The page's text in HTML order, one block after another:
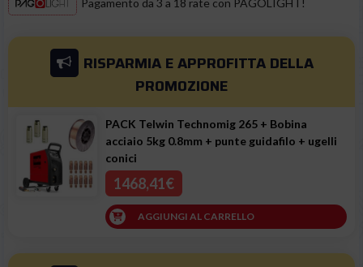
Pagamento da 3 a 18 rate con PAGOLIGHT!
RISPARMIA E APPROFITTA DELLA
PROMOZIONE
PACK Telwin Technomig 265 + Bobina
acciaio 5kg 0.8mm + punte guidafilo + ugelli
conici
1468,41€
AGGIUNGI AL CARRELLO